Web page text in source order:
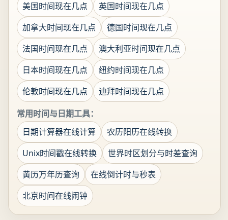
美国时间现在几点
英国时间现在几点
加拿大时间现在几点
德国时间现在几点
法国时间现在几点
澳大利亚时间现在几点
日本时间现在几点
纽约时间现在几点
伦敦时间现在几点
迪拜时间现在几点
常用时间与日期工具：
日期计算器在线计算
农历阳历在线转换
Unix时间戳在线转换
世界时区划分与时差查询
黄历万年历查询
在线倒计时与秒表
北京时间在线闹钟